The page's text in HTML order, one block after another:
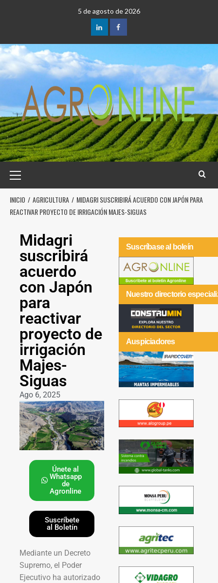
5 de agosto de 2026
INICIO AGRICULTURA
MIDAGRI SUSCRIBIRÁ ACUERDO CON JAPÓN PARA
REACTIVAR PROYECTO DE IRRIGACIÓN MAJES-SIGUAS
Midagri
suscribirá
acuerdo
con Japón
para
reactivar
proyecto de
irrigación
Majes-
Siguas
Ago 6, 2025
Únete al
Whatsapp
de
Agronline
Suscríbete
al Boletín
Mediante un Decreto
Supremo, el Poder
Ejecutivo ha autorizado
Suscríbase al boleín
Nuestro directorio
Auspiciadores